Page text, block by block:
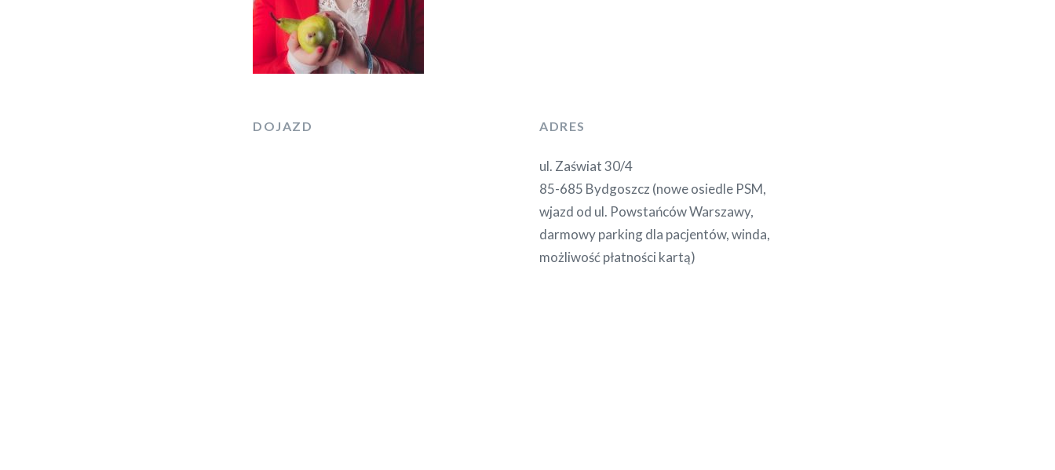
DOJAZD ADRES
ul. Zaświat 30/4
85-685 Bydgoszcz (nowe osiedle PSM,
wjazd od ul. Powstańców Warszawy,
darmowy parking dla pacjentów, winda,
możliwość płatności kartą)